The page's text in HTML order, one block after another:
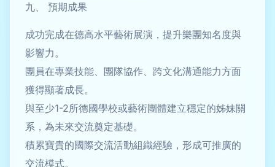
九、 預期成果
成功完成在德高水平藝術展演，提升樂團知名度與
影響力。
團員在專業技能、團隊協作、跨文化溝通能力方面
獲得顯著成長。
與至少1-2所德國學校或藝術團體建立穩定的姊妹關
系，為未來交流奠定基礎。
積累寶貴的國際交流活動組織經驗，形成可推廣的
交流模式。